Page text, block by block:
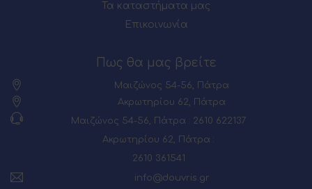
Τα καταστήματα μας
Επικοινωνία
Πως θα μας βρείτε
Μαιζώνος 54-56, Πάτρα
Ακρωτηρίου 62, Πάτρα
Μαιζώνος 54-56, Πάτρα : 2610 622137
Ακρωτηρίου 62, Πάτρα :
2610 361541
info@douvris.gr